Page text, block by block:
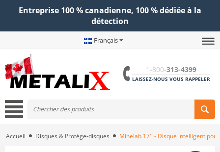
Entreprise 100 % canadienne, 100 % dédiée à la
détection
Français
1-800-313-4399
LAISSEZ-NOUS VOUS RAPPELER
Accueil Disques & Protège-disques Minelab 17'' - Disque intelligent pour